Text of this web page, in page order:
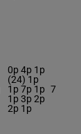
0p 4p 1p
(24) 1p
1p 7p 1p
1p 3p 2p
2p 1p
7